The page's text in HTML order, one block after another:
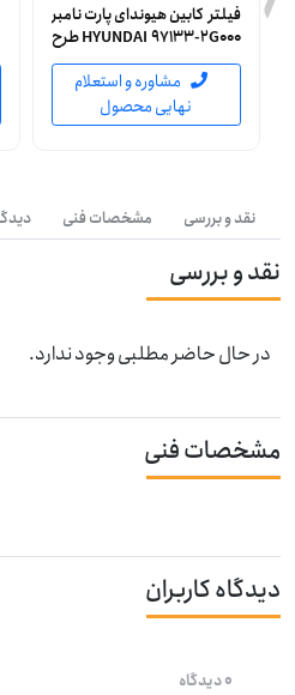
فیلتر کابین هیوندای پارت نامبر
HYUNDAI 97133-2G000 طرح
اصلی
مشاوره و استعلام
نهایی محصول
نقد و بررسی مشخصات فنی
نقد و بررسی
در حال حاضر مطلبی وجود ندارد.
مشخصات فنی
دیدگاه کاربران
0 دیدگاه